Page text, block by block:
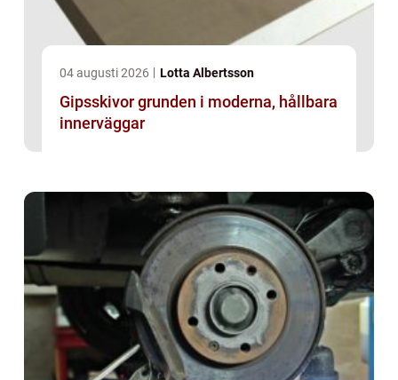
04 augusti 2026 Lotta Albertsson
Gipsskivor grunden i moderna, hållbara
innerväggar